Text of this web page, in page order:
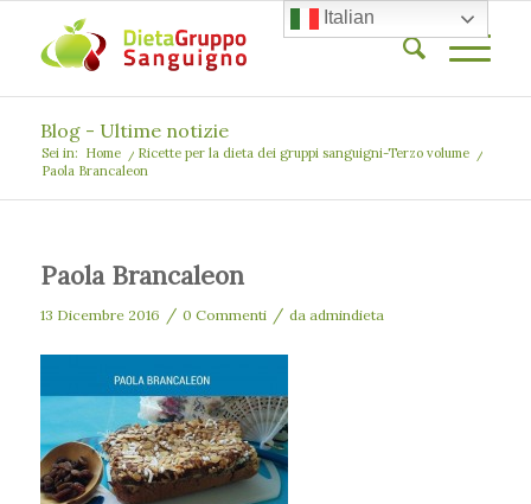
Blog - Ultime notizie
Sei in: Home / Ricette per la dieta dei gruppi sanguigni-Terzo volume
/
Paola Brancaleon
Paola Brancaleon
13 Dicembre 2016 / 0 Commenti / da admindieta
Italian